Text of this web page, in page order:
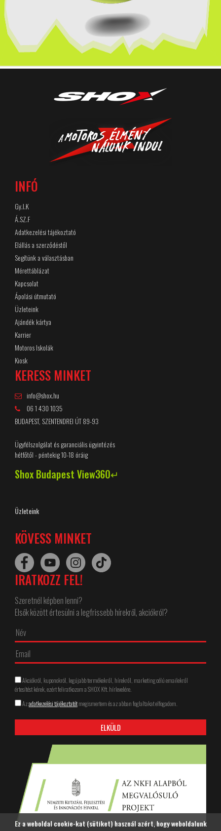
INFÓ
Gy.I.K
Á.SZ.F
Adatkezelési tájékoztató
Elállás a szerződéstől
Segítünk a választásban
Mérettáblázat
Kapcsolat
Ápolási útmutató
Üzleteink
Ajándék kártya
Karrier
Motoros Iskolák
Kiosk
KERESS MINKET
info@shox.hu
06 1 430 1035
BUDAPEST, SZENTENDREI ÚT 89-93
Ügyfélszolgálat és garanciális ügyintézés
hétfőtől - péntekig 10-18 óráig
Shox Budapest View360↵
Üzleteink
KÖVESS MINKET
IRATKOZZ FEL!
Szeretnél képben lenni?
Elsők között értesülni a legfrissebb hírekről, akciókról?
Akciókról, kuponokról, legújabb termékekről, hírekről, marketing célú emailekről
értesítést kérek, ezért feliratkozom a SHOX Kft. hírlevelére.
Azadatkezelési tájékoztatótmegismertem és az abban foglaltakat elfogadom.
Ez a weboldal cookie-kat (sütiket) használ azért, hogy weboldalunk